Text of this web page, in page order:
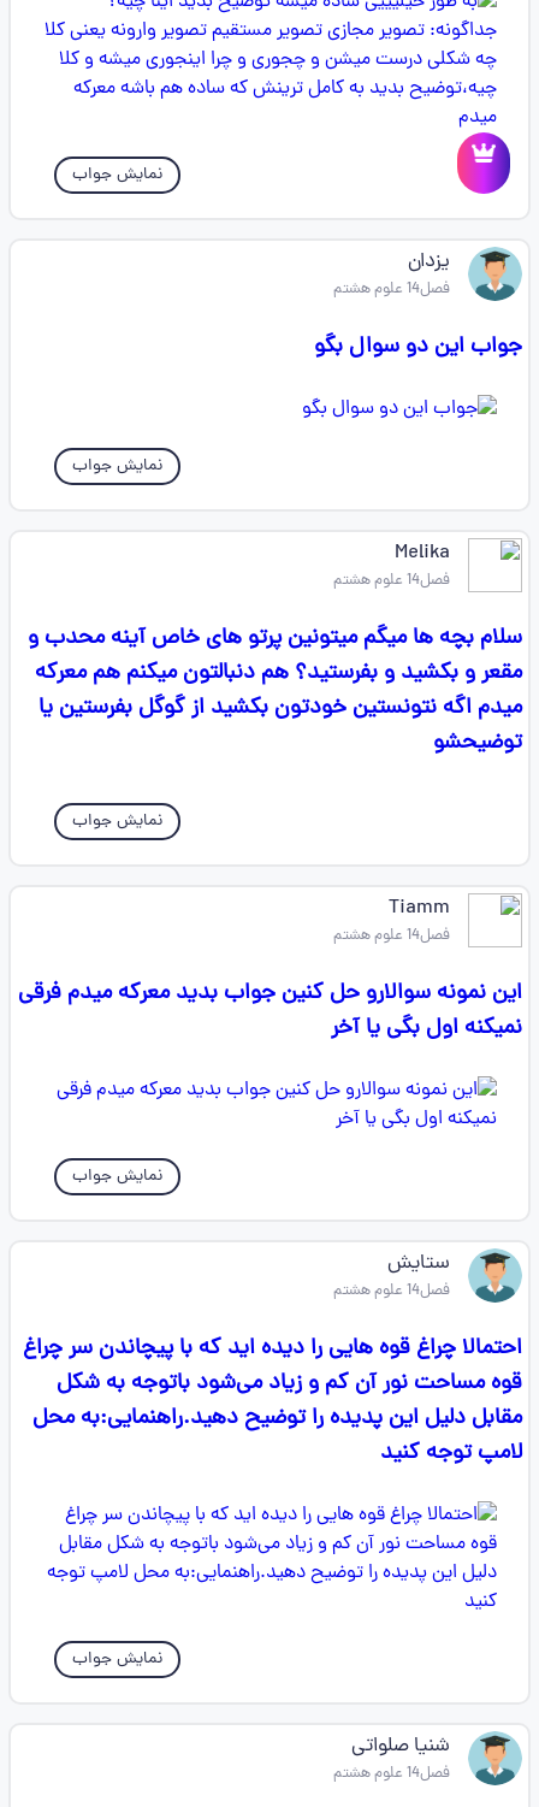
نمایش جواب
یزدان
فصل14 علوم هشتم
جواب این دو سوال بگو
نمایش جواب
Melika
فصل14 علوم هشتم
سلام بچه ها میگم میتونین پرتو های خاص آینه محدب و
مقعر و بکشید و بفرستید؟ هم دنبالتون میکنم هم معرکه
میدم اگه نتونستین خودتون بکشید از گوگل بفرستین یا
توضیحشو
نمایش جواب
Tiamm
فصل14 علوم هشتم
این نمونه سوالارو حل کنین جواب بدید معرکه میدم فرقی
نمیکنه اول بگی یا آخر
نمایش جواب
ستایش ‌
فصل14 علوم هشتم
احتمالا چراغ قوه هایی را دیده اید که با پیچاندن سر چراغ
قوه مساحت نور آن کم و زیاد می‌شود باتوجه به شکل
مقابل دلیل این پدیده را توضیح دهید.راهنمایی:به محل
لامپ توجه کنید
نمایش جواب
شنیا صلواتی
فصل14 علوم هشتم